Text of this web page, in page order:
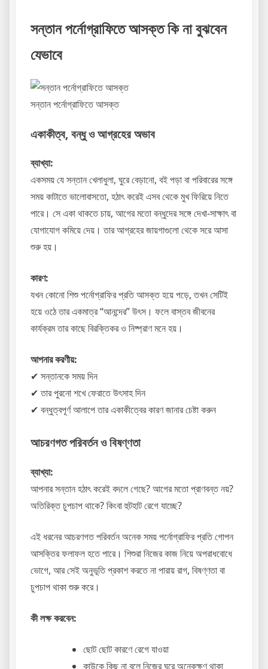
সন্তান পর্নোগ্রাফিতে আসক্ত কি না বুঝবেন
যেভাবে
সন্তান পর্নোগ্রাফিতে আসক্ত
একাকীত্ব, বন্ধু ও আগ্রহের অভাব
ব্যাখ্যা:
একসময় যে সন্তান খেলাধুলা, ঘুরে বেড়ানো, বই পড়া বা পরিবারের সঙ্গে
সময় কাটাতে ভালোবাসতো, হঠাৎ করেই এসব থেকে মুখ ফিরিয়ে নিতে
পারে। সে একা থাকতে চায়, আগের মতো বন্ধুদের সঙ্গে দেখা-সাক্ষাৎ বা
যোগাযোগ কমিয়ে দেয়। তার আগ্রহের জায়গাগুলো থেকে সরে আসা
শুরু হয়।
কারণ:
যখন কোনো শিশু পর্নোগ্রাফির প্রতি আসক্ত হয়ে পড়ে, তখন সেটিই
হয়ে ওঠে তার একমাত্র “আনন্দের” উৎস। ফলে বাস্তব জীবনের
কার্যক্রম তার কাছে বিরক্তিকর ও নিষ্প্রাণ মনে হয়।
আপনার করণীয়:
✔ সন্তানকে সময় দিন
✔ তার পুরনো শখে ফেরাতে উৎসাহ দিন
✔ বন্ধুত্বপূর্ণ আলাপে তার একাকীত্বের কারণ জানার চেষ্টা করুন
আচরণগত পরিবর্তন ও বিষণ্ণতা
ব্যাখ্যা:
আপনার সন্তান হঠাৎ করেই বদলে গেছে? আগের মতো প্রাণবন্ত নয়?
অতিরিক্ত চুপচাপ থাকে? কিংবা হুটহাট রেগে যাচ্ছে?
এই ধরনের আচরণগত পরিবর্তন অনেক সময় পর্নোগ্রাফির প্রতি গোপন
আসক্তির ফলাফল হতে পারে। শিশুরা নিজের কাজ নিয়ে অপরাধবোধে
ভোগে, আর সেই অনুভূতি প্রকাশ করতে না পারায় রাগ, বিষণ্ণতা বা
চুপচাপ থাকা শুরু করে।
কী লক্ষ করবেন:
ছোট ছোট কারণে রেগে যাওয়া
কাউকে কিছু না বলে নিজের ঘরে অনেকক্ষণ থাকা